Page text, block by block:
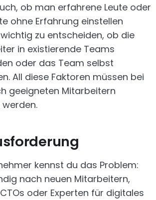
ob man erfahrene Leute oder
ohne Erfahrung einstellen
zu entscheiden, ob die
in existierende Teams
oder das Team selbst
All diese Faktoren müssen bei
geeigneten Mitarbeitern
kennst du das Problem:
nach neuen Mitarbeitern,
oder Experten für digitales